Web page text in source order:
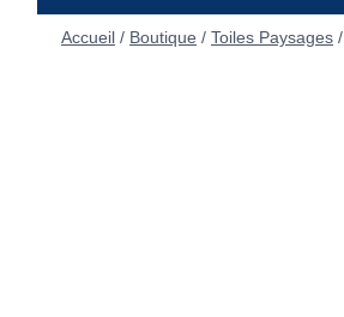
Accueil / Boutique / Toiles Paysages /